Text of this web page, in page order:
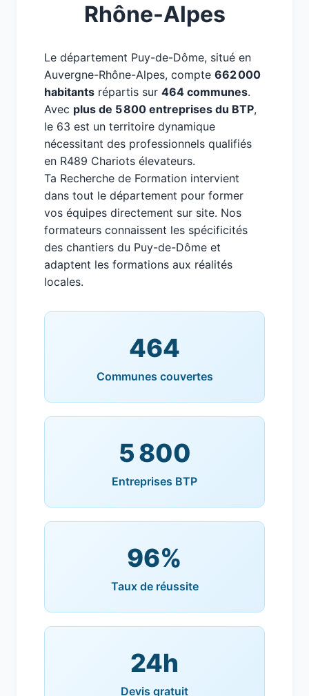
Rhône-Alpes
Le département Puy-de-Dôme, situé en
Auvergne-Rhône-Alpes, compte 662 000
habitants répartis sur 464 communes.
Avec plus de 5 800 entreprises du BTP,
le 63 est un territoire dynamique
nécessitant des professionnels qualifiés
en R489 Chariots élevateurs.
Ta Recherche de Formation intervient
dans tout le département pour former
vos équipes directement sur site. Nos
formateurs connaissent les spécificités
des chantiers du Puy-de-Dôme et
adaptent les formations aux réalités
locales.
464
Communes couvertes
5 800
Entreprises BTP
96%
Taux de réussite
24h
Devis gratuit